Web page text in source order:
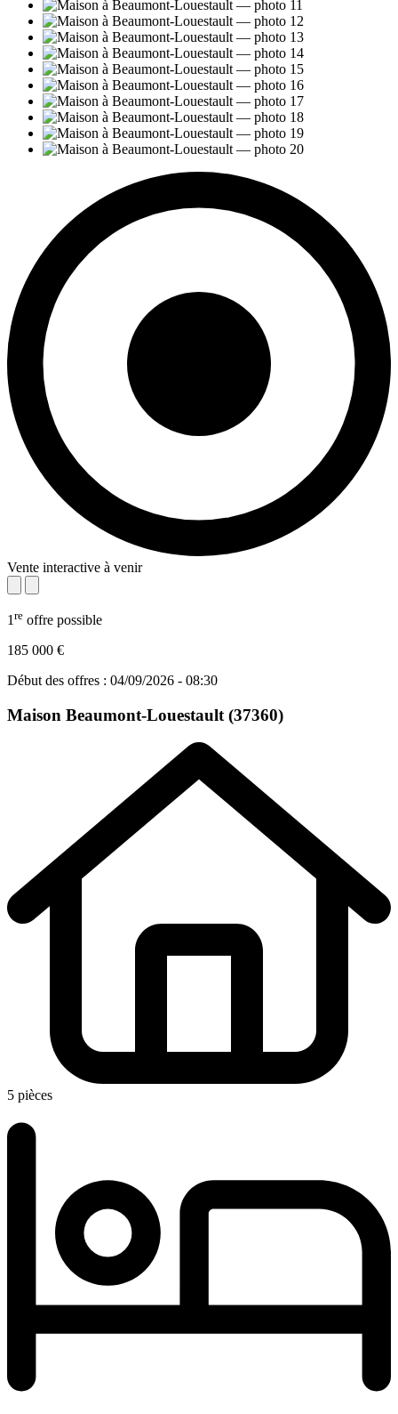
Vente interactive à venir
1 re offre possible
185 000 €
Début des offres : 04/09/2026 - 08:30
Maison Beaumont-Louestault (37360)
5 pièces